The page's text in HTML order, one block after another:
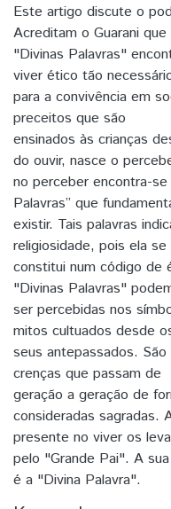
Este artigo discute o
Acreditam o Guarani que
"Divinas Palavras"
viver ético tão
para a convivência em
preceitos que são
ensinados às crianças
do ouvir, nasce o
no perceber encontra-
Palavras” que
existir. Tais palavras
religiosidade, pois ela se
constitui num código de
"Divinas Palavras"
ser percebidas nos
mitos cultuados desde
seus antepassados.
crenças que passam de
geração a geração de
consideradas sagradas.
presente no viver os
pelo "Grande Pai". A
é a "Divina Palavra".